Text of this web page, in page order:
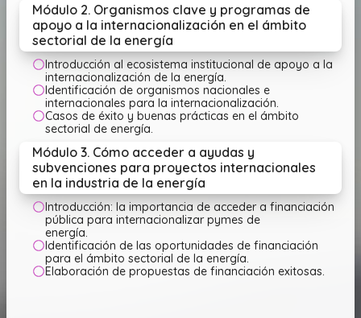
Módulo 2. Organismos clave y programas de
apoyo a la internacionalización en el ámbito
sectorial de la energía
Introducción al ecosistema institucional de apoyo a la
internacionalización de la energía.
Identificación de organismos nacionales e
internacionales para la internacionalización.
Casos de éxito y buenas prácticas en el ámbito
sectorial de energía.
Módulo 3. Cómo acceder a ayudas y
subvenciones para proyectos internacionales
en la industria de la energía
Introducción: la importancia de acceder a financiación
pública para internacionalizar pymes de
energía.
Identificación de las oportunidades de financiación
para el ámbito sectorial de la energía.
Elaboración de propuestas de financiación exitosas.